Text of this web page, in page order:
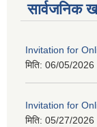
सार्वजनिक
Invitation for
मिति: 06/05/2026
Invitation for
मिति: 05/27/2026